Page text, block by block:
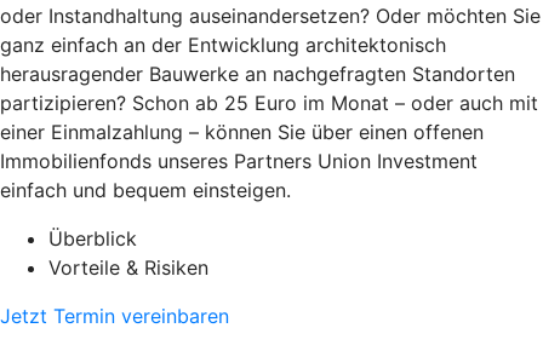
oder Instandhaltung auseinandersetzen? Oder möchten Sie
ganz einfach an der Entwicklung architektonisch
herausragender Bauwerke an nachgefragten Standorten
partizipieren? Schon ab 25 Euro im Monat – oder auch mit
einer Einmalzahlung – können Sie über einen offenen
Immobilienfonds unseres Partners Union Investment
einfach und bequem einsteigen.
Überblick
Vorteile & Risiken
Jetzt Termin vereinbaren